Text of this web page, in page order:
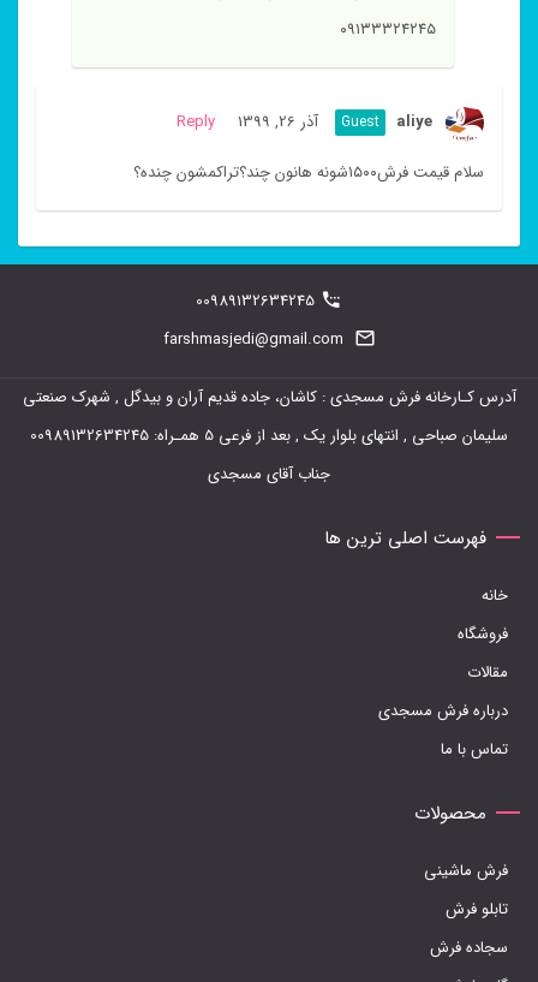
۰۹۱۳۳۳۲۴۲۴۵
aliye
Guest آذر 26, 1399 Reply
سلام قیمت فرش۱۵۰۰شونه هانون چند؟تراکمشون چنده؟
00989132634245
farshmasjedi@gmail.com
آدرس کـارخانه فرش مسجدی : کاشان، جاده قدیم آران و بیدگل , شهرک صنعتی
سلیمان صباحی , انتهای بلوار یک , بعد از فرعی 5 همـراه: 00989132634245
جناب آقای مسجدی
فهرست اصلی ترین ها
خانه
فروشگاه
مقالات
درباره فرش مسجدی
تماس با ما
محصولات
فرش ماشینی
تابلو فرش
سجاده فرش